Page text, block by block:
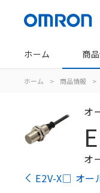
ホーム 商
ホーム > 商品情報 >
オ
オ
E2V-X□ オー